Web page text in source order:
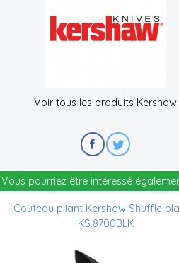
Voir tous les produits Kershaw
Vous pourriez être intéressé
Couteau pliant Kershaw Shuffle
KS.8700BLK